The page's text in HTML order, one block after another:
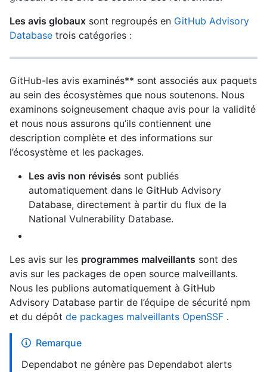
Les avis globaux sont regroupés en GitHub Advisory
Database trois catégories :
GitHub-les avis examinés** sont associés aux paquets
au sein des écosystèmes que nous soutenons. Nous
examinons soigneusement chaque avis pour la validité
et nous nous assurons qu’ils contiennent une
description complète et des informations sur
l’écosystème et les packages.
Les avis non révisés sont publiés
automatiquement dans le GitHub Advisory
Database, directement à partir du flux de la
National Vulnerability Database.
Les avis sur les programmes malveillants sont des
avis sur les packages de open source malveillants.
Nous les publions automatiquement à GitHub
Advisory Database partir de l’équipe de sécurité npm
et du dépôt de packages malveillants OpenSSF .
Remarque
Dependabot ne génère pas Dependabot alerts